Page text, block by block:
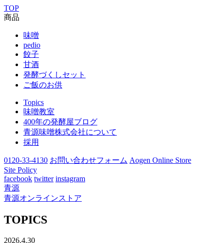
TOP
商品
味噌
pedio
餃子
甘酒
発酵づくしセット
ご飯のお供
Topics
味噌教室
400年の発酵屋ブログ
青源味噌株式会社について
採用
0120-33-4130 お問い合わせフォーム Aogen Online Store
Site Policy
facebook twitter instagram
青源
青源オンラインストア
TOPICS
2026.4.30